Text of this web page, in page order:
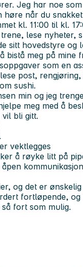
Jeg har noe
høre når du
kl. 11:00 til kl.
lese nyheter,
sitt hovedstyre og
meg på mine
som en
post,
sushi.
min og jeg
meg med å
bli gitt.
vektlegges
å røyke litt på
kommunikasjon
og det er
fortløpende,
fort som mulig.